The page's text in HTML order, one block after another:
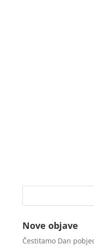
Nove objave
Čestitamo Dan